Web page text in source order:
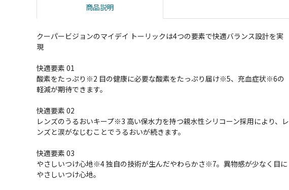
商品説明
クーパービジョンのマイデイ トーリックは4つの要素で快適バランス設計を実
現
快適要素 01
酸素をたっぷり※2 目の健康に必要な酸素をたっぷり届け※5、充血症状※6の
軽減が期待できます。
快適要素 02
レンズのうるおいキープ※3 高い保水力を持つ親水性シリコーン採用により、レ
ンズと涙がなじむことでうるおいが続きます。
快適要素 03
やさしいつけ心地※4 独自の技術が生んだやわらかさ※7。異物感が少なく目に
やさしいつけ心地。